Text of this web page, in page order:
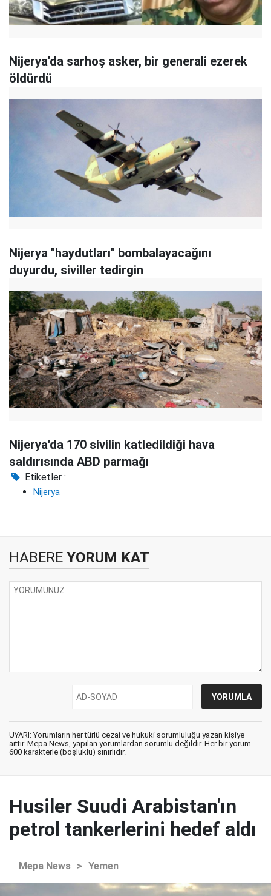
Nijerya'da sarhoş asker, bir generali ezerek
öldürdü
Nijerya "haydutları" bombalayacağını
duyurdu, siviller tedirgin
Nijerya'da 170 sivilin katledildiği hava
saldırısında ABD parmağı
Etiketler :
Nijerya
HABERE YORUM KAT
UYARI: Yorumların her türlü cezai ve hukuki sorumluluğu yazan kişiye
aittir. Mepa News, yapılan yorumlardan sorumlu değildir. Her bir yorum
600 karakterle (boşluklu) sınırlıdır.
Husiler Suudi Arabistan'ın
petrol tankerlerini hedef aldı
Mepa News > Yemen